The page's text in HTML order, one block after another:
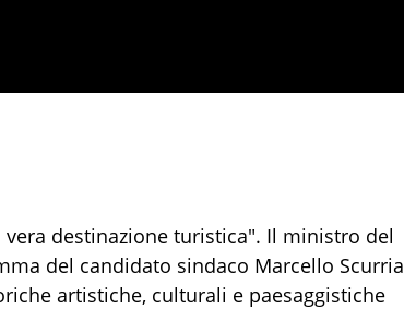
destinazione turistica". Il ministro del
del candidato sindaco Marcello Scurria
artistiche, culturali e paesaggistiche